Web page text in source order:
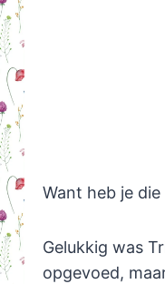
Want heb je
Gelukkig was
opgevoed,